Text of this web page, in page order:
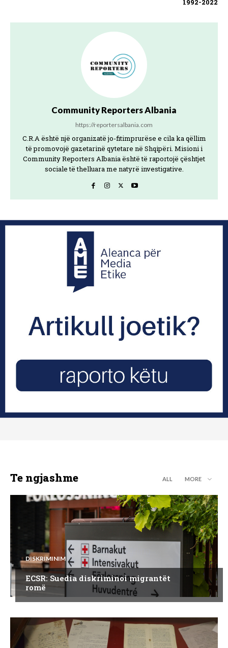
1992-2022
Community Reporters Albania
https://reportersalbania.com
C.R.A është një organizatë jo-fitimprurëse e cila ka qëllim
të promovojë gazetarinë qytetare në Shqipëri. Misioni i
Community Reporters Albania është të raportojë çështjet
sociale të thelluara me natyrë investigative.
Te ngjashme ALL MORE
DISKRIMINIM
ECSR: Suedia diskriminoi migrantët
romë